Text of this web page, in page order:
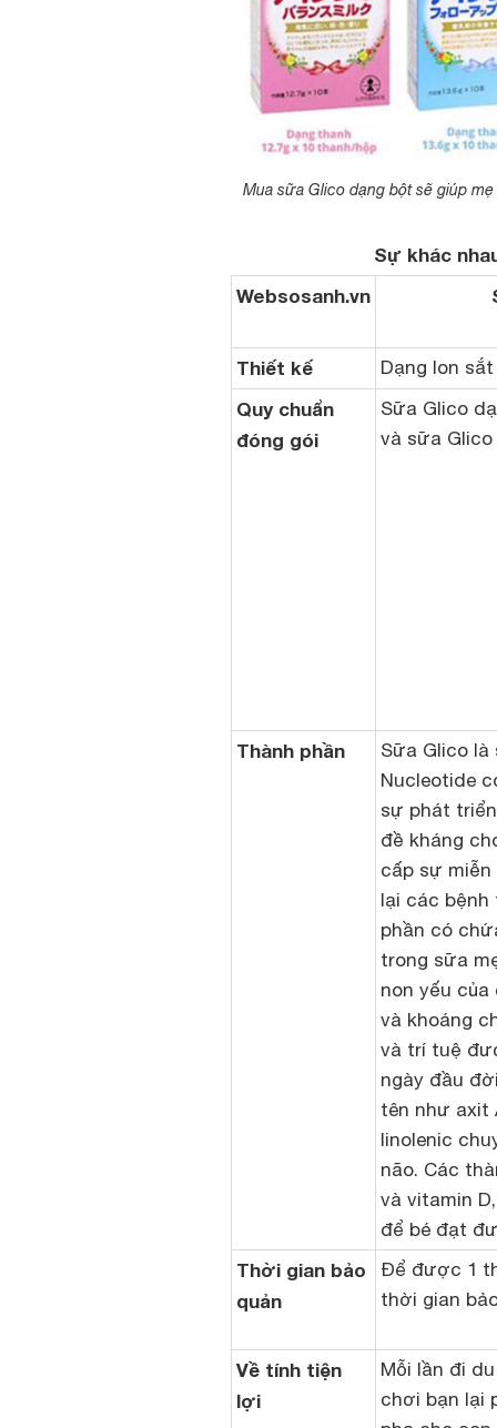
Mua sữa Glico dạng bột sẽ giúp
Sự khác
Websosanh.vn
Thiết kế Dạng lon sắt
Quy chuẩn
đóng gói
Sữa Glico
và sữa
Thành phần
Sữa Glico
Nucleotide
sự phát
đề kháng
cấp sự
lại các
phần có
trong sữa
non yếu
và khoáng
và trí tuệ
ngày đầu
tên như axit
linolenic
não. Các
và vitamin
để bé đạt
Thời gian bảo
quản
Để được 1
thời gian
Về tính tiện
lợi
Mỗi lần đi
chơi bạn lại